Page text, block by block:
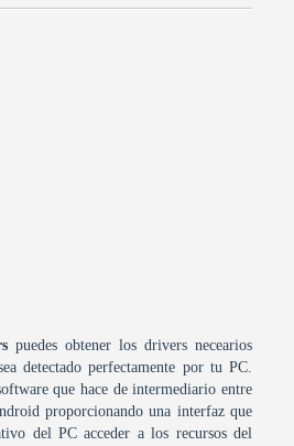
puedes obtener los drivers necearios
detectado perfectamente por tu PC.
que hace de intermediario entre
proporcionando una interfaz que
del PC acceder a los recursos del